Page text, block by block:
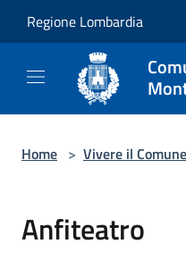
Regione Lombardia
Home > Vivere il Comune
Anfiteatro